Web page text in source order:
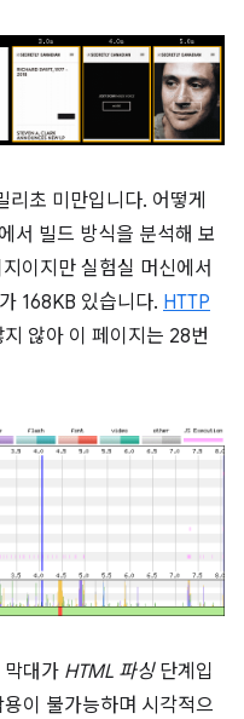
리초 미만입니다. 어떻게
에서 빌드 방식을 분석해 보
이지만 실험실 머신에서
168KB 있습니다. HTTP
않아 이 페이지는 28번
대가 HTML 파싱단계입
이 불가능하며 시각적으